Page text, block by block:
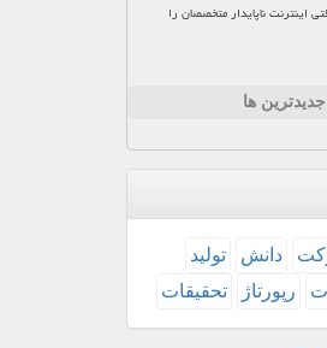
اینترنت ناپایدار متخصصان را
جدیدترین ها
دانش
تولید
رپورتاژ تحقیقات